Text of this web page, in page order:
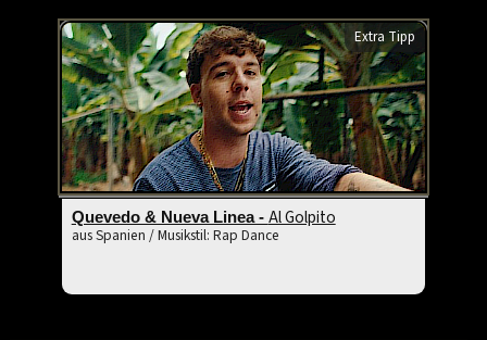
Extra Tipp
Quevedo & Nueva Linea - Al Golpito
aus Spanien / Musikstil: Rap Dance